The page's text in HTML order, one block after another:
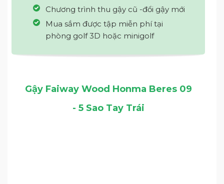
Chương trình thu gậy cũ -đổi gậy mới
Mua sắm được tập miễn phí tại
phòng golf 3D hoặc minigolf
Gậy Faiway Wood Honma Beres 09
- 5 Sao Tay Trái